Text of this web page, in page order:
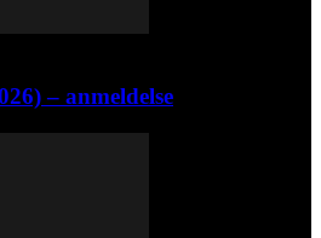
– anmeldelse